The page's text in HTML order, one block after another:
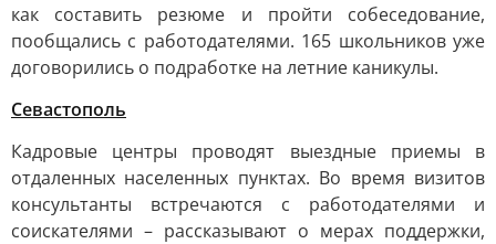
как составить резюме и пройти собеседование,
пообщались с работодателями. 165 школьников уже
договорились о подработке на летние каникулы.
Севастополь
Кадровые центры проводят выездные приемы в
отдаленных населенных пунктах. Во время визитов
консультанты встречаются с работодателями и
соискателями – рассказывают о мерах поддержки,